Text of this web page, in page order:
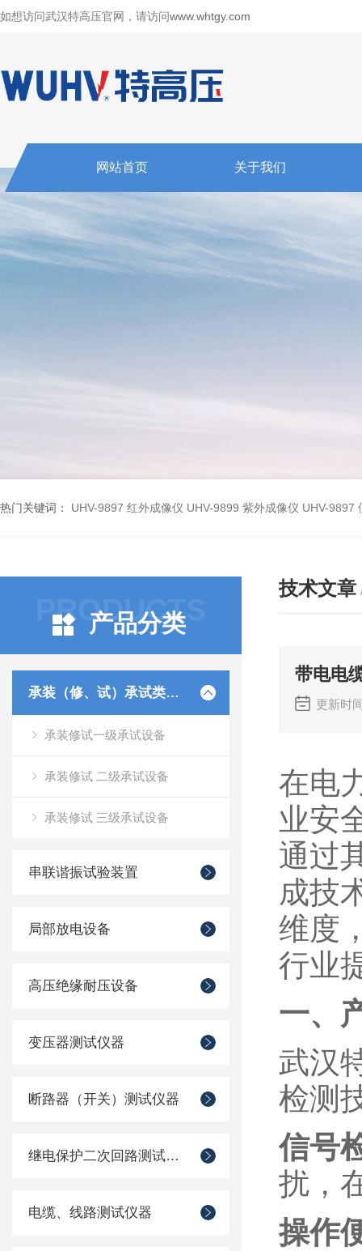
如想访问武汉特高压官网，请访问www.whtgy.com
网站首页 关于我们
热门关键词： UHV-9897 红外成像仪 UHV-9899 紫外成像仪 UHV-9897
PRODUCTS
产品分类
承装（修、试）承试类仪器
承装修试一级承试设备
承装修试 二级承试设备
承装修试 三级承试设备
串联谐振试验装置
局部放电设备
高压绝缘耐压设备
变压器测试仪器
断路器（开关）测试仪器
继电保护二次回路测试仪器
电缆、线路测试仪器
技术文章
带电电
更新时
在电
业安
通过
成技
维度
行业
一、
武汉
检测
信号
扰，
操作